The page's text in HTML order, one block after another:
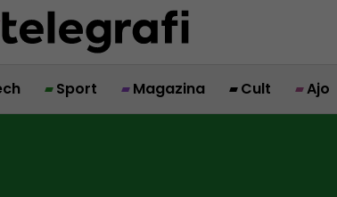
Sport Magazina Cult Ajo